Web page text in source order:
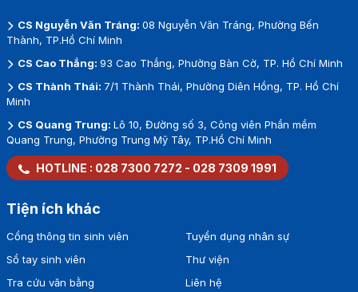
CS Nguyễn Văn Tráng: 08 Nguyễn Văn Tráng, Phường Bến
Thành, TP.Hồ Chí Minh
CS Cao Thắng: 93 Cao Thắng, Phường Bàn Cờ, TP. Hồ Chí Minh
CS Thành Thái: 7/1 Thành Thái, Phường Diên Hồng, TP. Hồ Chí
Minh
CS Quang Trung: Lô 10, Đường số 3, Công viên Phần mềm
Quang Trung, Phường Trung Mỹ Tây, TP.Hồ Chí Minh
HOTLINE : 028 7300 7272 - 028 7309 1991
Tiện ích khác
Cổng thông tin sinh viên
Sổ tay sinh viên
Tra cứu văn bằng
Tuyển dụng nhân sự
Thư viện
Liên hệ